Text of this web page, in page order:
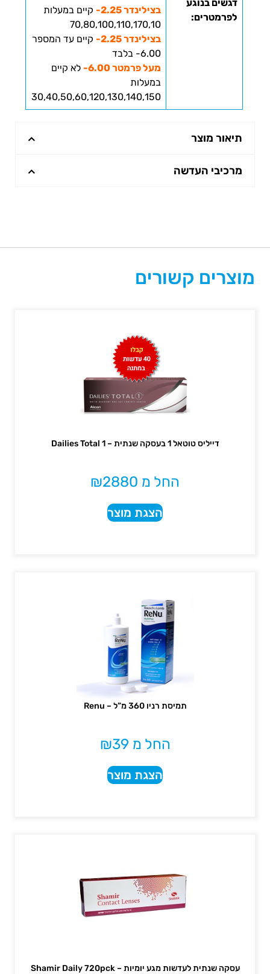
דגשים בנוגע
לפרמטרים:
בצילינדר 2.25-
קיים במעלות
70,80,100,110,170,10
בצילינדר 2.25-
קיים עד המספר
6.00- בלבד
מעל פרמטר 6.00-
לא קיים
במעלות
30,40,50,60,120,130,140,150
תיאור מוצר
מרכיבי העדשה
מוצרים קשורים
דייליס טוטאל 1 בעסקה שנתית – Dailies Total 1
החל מ ₪2880
הצגת מוצר
תמיסת רניו 360 מ”ל – Renu
החל מ ₪39
הצגת מוצר
עסקה שנתית לעדשות מגע יומיות – Shamir Daily 720pck